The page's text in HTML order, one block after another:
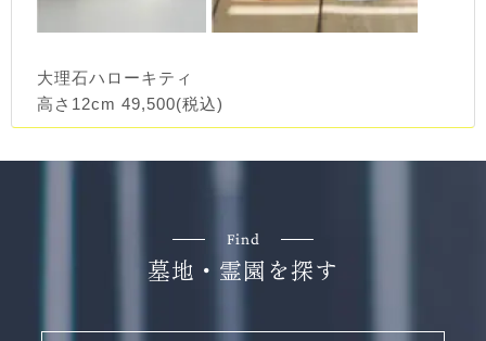
大理石ハローキティ
高さ12cm 49,500(税込)
Find
墓地・霊園を探す